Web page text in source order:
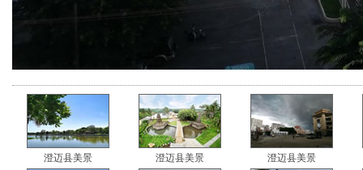
澄迈县美景 澄迈县美景 澄迈县美景